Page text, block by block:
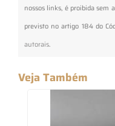
nossos links, é proibida sem
previsto no artigo 184 do
autorais.
Veja Também